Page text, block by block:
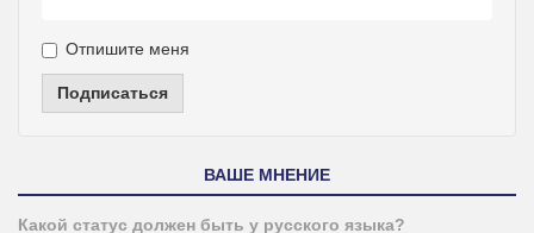
Отпишите меня
Подписаться
ВАШЕ МНЕНИЕ
Какой статус должен быть у русского языка?